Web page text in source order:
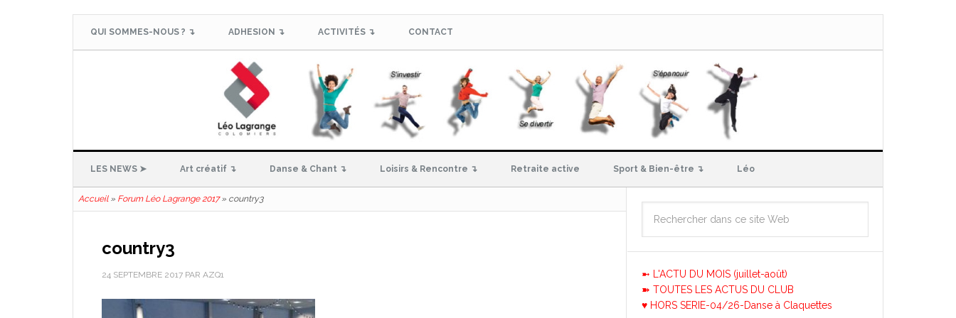
QUI SOMMES-NOUS ? ↴ ADHESION ↴ ACTIVITÉS ↴ CONTACT
LES NEWS ➤ Art créatif ↴ Danse & Chant ↴ Loisirs & Rencontre ↴ Retraite active Sport & Bien-être ↴ Léo
Accueil» Forum Léo Lagrange 2017» country3
country3
24 SEPTEMBRE 2017 PAR AZQ1
➼ L'ACTU DU MOIS (juillet-août)
➽ TOUTES LES ACTUS DU CLUB
♥ HORS SERIE-04/26-Danse à Claquettes